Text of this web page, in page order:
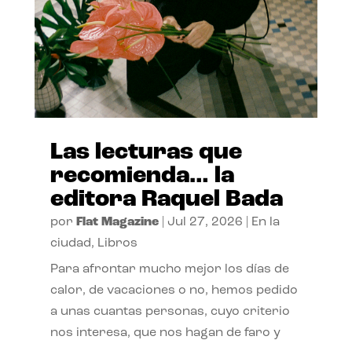
Las lecturas que
recomienda… la
editora Raquel Bada
por Flat Magazine| Jul 27, 2026
En la
ciudad, Libros
Para afrontar mucho mejor los días de
calor, de vacaciones o no, hemos pedido
a unas cuantas personas, cuyo criterio
nos interesa, que nos hagan de faro y